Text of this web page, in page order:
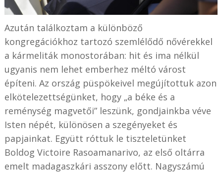
Azután találkoztam a különböző
kongregációkhoz tartozó szemlélődő nővérekkel
a kármeliták monostorában: hit és ima nélkül
ugyanis nem lehet emberhez méltó várost
építeni. Az ország püspökeivel megújítottuk azon
elkötelezettségünket, hogy „a béke és a
reménység magvetői” leszünk, gondjainkba véve
Isten népét, különösen a szegényeket és
papjainkat. Együtt róttuk le tiszteletünket
Boldog Victoire Rasoamanarivo, az első oltárra
emelt madagaszkári asszony előtt. Nagyszámú